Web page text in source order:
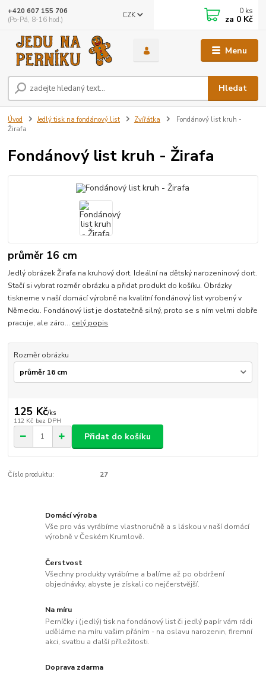
Menu
CZK
Hledat
+420 607 155 706
(Po-Pá, 8-16 hod.)
0 ks
za 0 Kč
Úvod Jedlý tisk na fondánový list Zvířátka
Fondánový list kruh -
Žirafa
Fondánový list kruh - Žirafa
průměr 16 cm
Jedlý obrázek Žirafa na kruhový dort. Ideální na dětský narozeninový dort.
Stačí si vybrat rozměr obrázku a přidat produkt do košíku. Obrázky
tiskneme v naší domácí výrobně na kvalitní fondánový list vyrobený v
Německu. Fondánový list je dostatečně silný, proto se s ním velmi dobře
pracuje, ale záro... celý popis
Rozměr obrázku
125 Kč/ks
112 Kč bez DPH
Přidat do košíku
Číslo produktu: 27
Domácí výroba
Vše pro vás vyrábíme vlastnoručně a s láskou v naší domácí
výrobně v Českém Krumlově.
Čerstvost
Všechny produkty vyrábíme a balíme až po obdržení
objednávky, abyste je získali co nejčerstvější.
Na míru
Perníčky i (jedlý) tisk na fondánový list či jedlý papír vám rádi
uděláme na míru vašim přáním - na oslavu narozenin, firemní
akci, svatbu a další příležitosti.
Doprava zdarma